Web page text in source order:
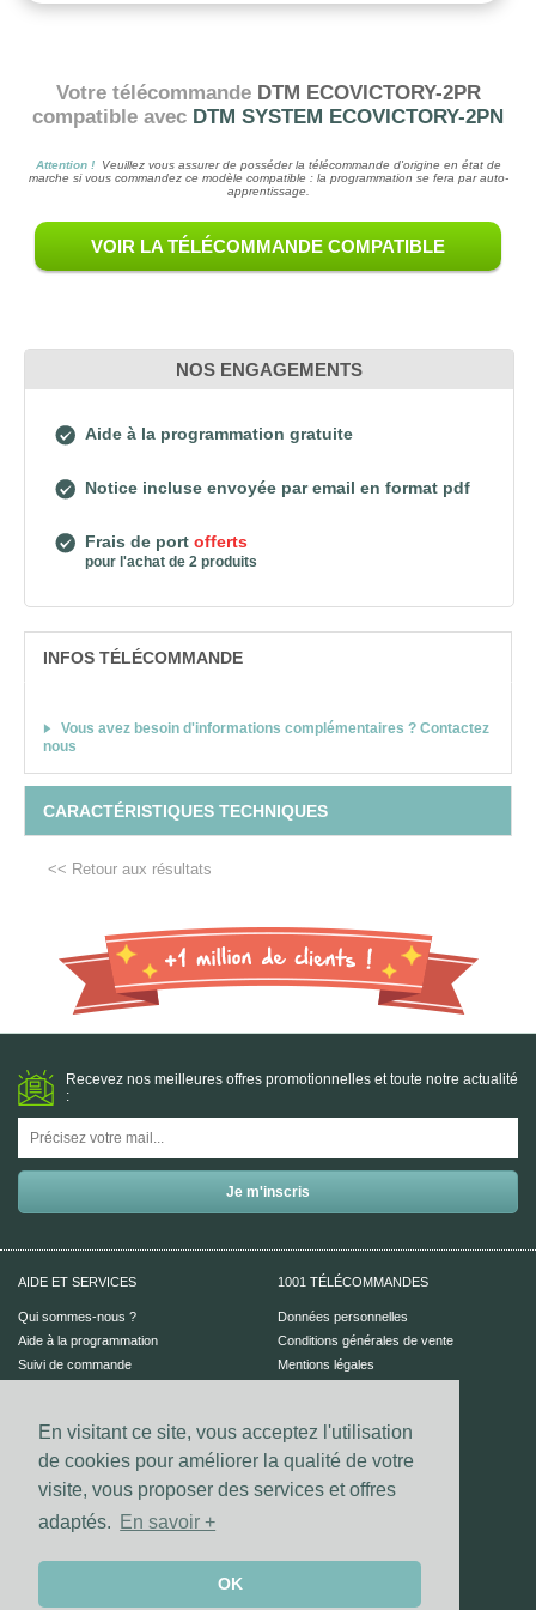
En visitant ce site, vous acceptez l'utilisation
de cookies pour améliorer la qualité de votre
visite, vous proposer des services et offres
adaptés.
En savoir +
OK
Votre télécommande DTM ECOVICTORY-2PR
compatible avec DTM SYSTEM ECOVICTORY-2PN
Attention !Veuillez vous assurer de posséder la télécommande d'origine en état de
marche si vous commandez ce modèle compatible : la programmation se fera par auto-
apprentissage.
VOIR LA TÉLÉCOMMANDE COMPATIBLE
NOS ENGAGEMENTS
Aide à la programmation gratuite
Notice incluse envoyée par email en format pdf
Frais de port offerts
pour l'achat de 2 produits
INFOS TÉLÉCOMMANDE
Vous avez besoin d'informations complémentaires ? Contactez
nous
CARACTÉRISTIQUES TECHNIQUES
<< Retour aux résultats
Recevez nos meilleures offres promotionnelles et toute notre actualité
:
AIDE ET SERVICES
Qui sommes-nous ?
Aide à la programmation
Suivi de commande
1001 TÉLÉCOMMANDES
Données personnelles
Conditions générales de vente
Mentions légales
Vos coordonnées bancaires sont
Les paiements Visa et Mastercard sont
sécurisés grâce au dispositif 3D-secure.
UN CONSEIL ?
Nous contacter